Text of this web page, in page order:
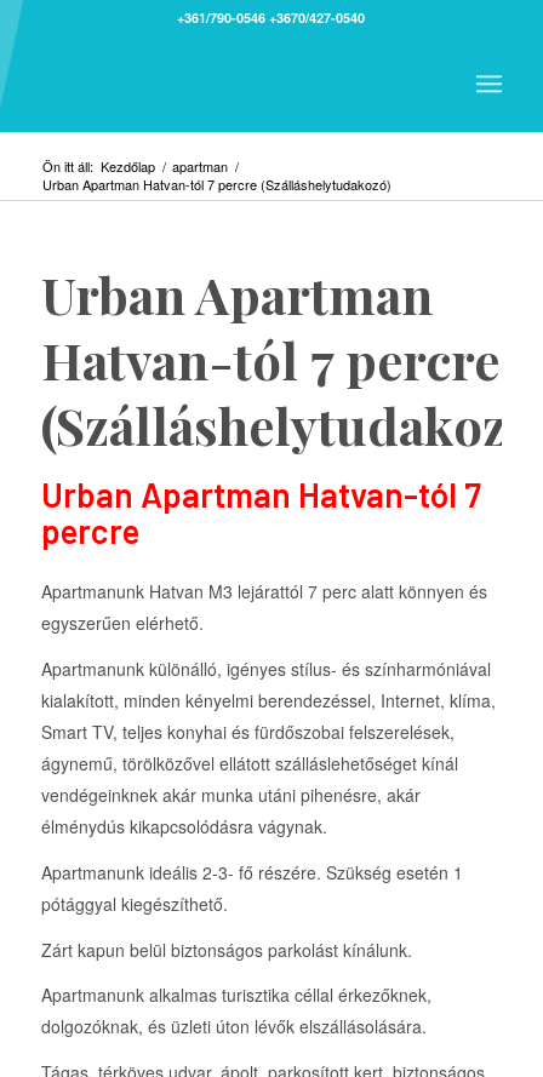
+361/790-0546 +3670/427-0540
Ön itt áll: Kezdőlap / apartman /
Urban Apartman Hatvan-tól 7 percre (Szálláshelytudakozó)
Urban Apartman
Hatvan-tól 7 percre
Urban Apartman Hatvan-tól 7
percre
Apartmanunk Hatvan M3 lejárattól 7 perc alatt könnyen és
egyszerűen elérhető.
Apartmanunk különálló, igényes stílus- és színharmóniával
kialakított, minden kényelmi berendezéssel, Internet, klíma,
Smart TV, teljes konyhai és fürdőszobai felszerelések,
ágynemű, törölközővel ellátott szálláslehetőséget kínál
vendégeinknek akár munka utáni pihenésre, akár
élménydús kikapcsolódásra vágynak.
Apartmanunk ideális 2-3- fő részére. Szükség esetén 1
pótággyal kiegészíthető.
Zárt kapun belül biztonságos parkolást kínálunk.
Apartmanunk alkalmas turisztika céllal érkezőknek,
dolgozóknak, és üzleti úton lévők elszállásolására.